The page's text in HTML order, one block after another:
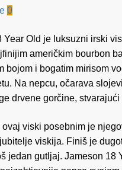
0
Year Old je luksuzni irski
američkim bourbon
bojom i bogatim mirisom
Na nepcu, očarava
drvene gorčine,
ovaj viski posebnim je
viskija. Finiš je
jedan gutljaj. Jameson 18